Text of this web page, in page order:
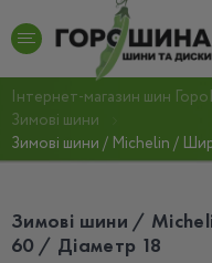
Інтернет-магазин шин
Зимові шини
Зимові шини / Michelin /
Зимові шини /
60 / Діаметр 18